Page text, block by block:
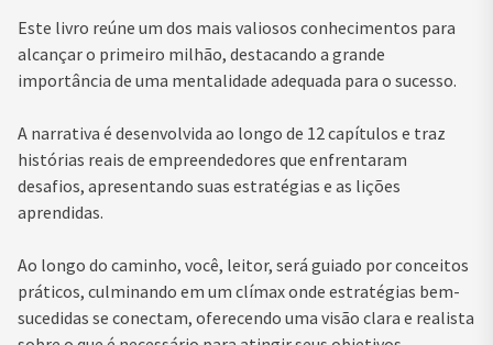
Este livro reúne um dos mais valiosos conhecimentos para
alcançar o primeiro milhão, destacando a grande
importância de uma mentalidade adequada para o sucesso.
A narrativa é desenvolvida ao longo de 12 capítulos e traz
histórias reais de empreendedores que enfrentaram
desafios, apresentando suas estratégias e as lições
aprendidas.
Ao longo do caminho, você, leitor, será guiado por conceitos
práticos, culminando em um clímax onde estratégias bem-
sucedidas se conectam, oferecendo uma visão clara e realista